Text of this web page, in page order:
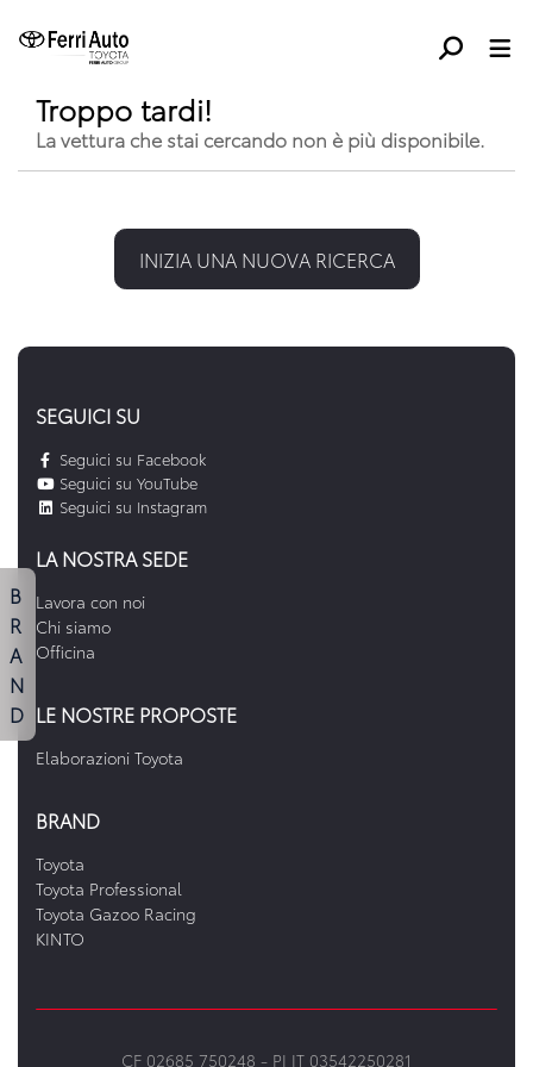
Troppo tardi!
La vettura che stai cercando non è più disponibile.
INIZIA UNA NUOVA RICERCA
SEGUICI SU
Seguici su Facebook
Seguici su YouTube
Seguici su Instagram
LA NOSTRA SEDE
Lavora con noi
Chi siamo
Officina
LE NOSTRE PROPOSTE
Elaborazioni Toyota
BRAND
Toyota
Toyota Professional
Toyota Gazoo Racing
KINTO
CF 02685 750248 - PI IT 03542250281
B
R
A
N
D